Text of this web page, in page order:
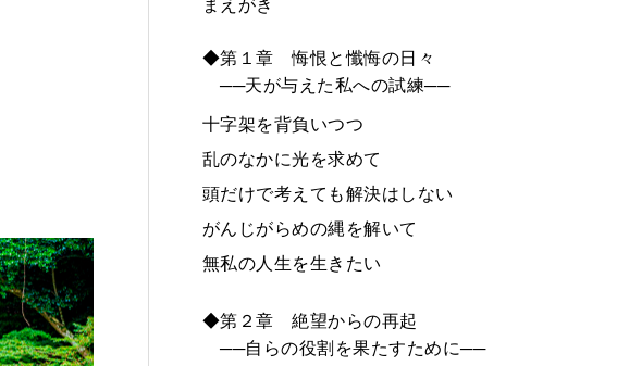
まえがき
◆第１章 悔恨と懺悔の日々
──天が与えた私への試練──
十字架を背負いつつ
乱のなかに光を求めて
頭だけで考えても解決はしない
がんじがらめの縄を解いて
無私の人生を生きたい
◆第２章 絶望からの再起
──自らの役割を果たすために──